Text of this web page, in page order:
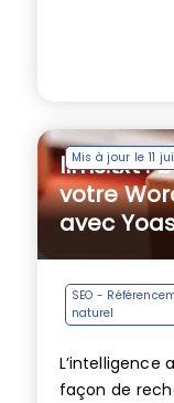
Mis à jour le 11
llms.txt :
votre
avec
SEO -
naturel
façon de